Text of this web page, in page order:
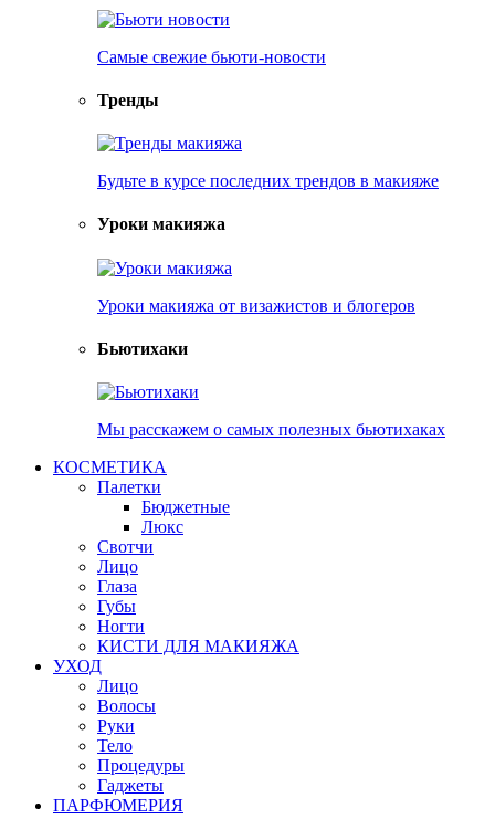
Самые свежие бьюти-новости
Тренды
Будьте в курсе последних трендов в макияже
Уроки макияжа
Уроки макияжа от визажистов и блогеров
Бьютихаки
Мы расскажем о самых полезных бьютихаках
КОСМЕТИКА
Палетки
Бюджетные
Люкс
Свотчи
Лицо
Глаза
Губы
Ногти
КИСТИ ДЛЯ МАКИЯЖА
УХОД
Лицо
Волосы
Руки
Тело
Процедуры
Гаджеты
ПАРФЮМЕРИЯ